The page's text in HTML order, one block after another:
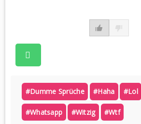
#dumme Sprüche #haha #lol
#whatsapp #witzig #wtf